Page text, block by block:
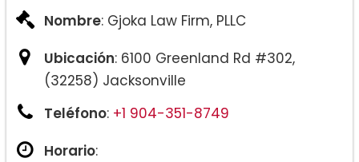
Nombre: Gjoka Law Firm, PLLC
Ubicación: 6100 Greenland Rd #302,
(32258) Jacksonville
Teléfono: +1 904-351-8749
Horario: